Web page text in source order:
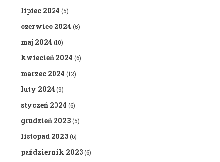
lipiec 2024 (5)
czerwiec 2024 (5)
maj 2024 (10)
kwiecień 2024 (6)
marzec 2024 (12)
luty 2024 (9)
styczeń 2024 (6)
grudzień 2023(5)
listopad 2023(6)
październik 2023(6)